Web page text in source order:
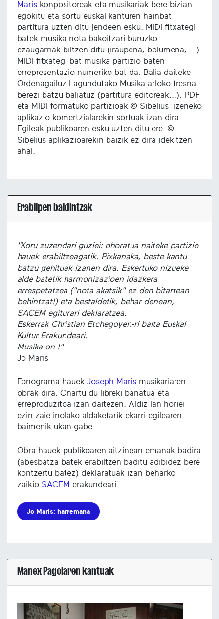
Maris konpositoreak eta musikariak bere bizian
egokitu eta sortu euskal kanturen hainbat
partitura uzten ditu jendeen esku. MIDI fitxategi
batek musika nota bakoitzari buruzko
ezaugarriak biltzen ditu (iraupena, bolumena, ...).
MIDI fitxategi bat musika partizio baten
errepresentazio numeriko bat da. Balia daiteke
Ordenagailuz Lagundutako Musika arloko tresna
berezi batzu baliatuz (partitura editoreak...). PDF
eta MIDI formatuko partizioak © Sibelius izeneko
aplikazio komertzialarekin sortuak izan dira.
Egileak publikoaren esku uzten ditu ere. ©
Sibelius aplikazioarekin baizik ez dira idekitzen
ahal.
Erabilpen baldintzak
"Koru zuzendari guziei: ohoratua naiteke partizio
hauek erabiltzeagatik. Pixkanaka, beste kantu
batzu gehituak izanen dira. Eskertuko nizueke
alde batetik harmonizazioen idazkera
errespetatzea ("nota akatsik" ez den bitartean
behintzat!) eta bestaldetik, behar denean,
SACEM egiturari deklaratzea.
Eskerrak Christian Etchegoyen-ri baita Euskal
Kultur Erakundeari.
Musika on !"
Jo Maris
Fonograma hauek Joseph Maris musikariaren
obrak dira. Onartu du libreki banatua eta
erreproduzitoa izan daitezen. Aldiz lan horiei
ezin zaie inolako aldaketarik ekarri egilearen
baimenik ukan gabe.
Obra hauek publikoaren aitzinean emanak badira
(abesbatza batek erabiltzen baditu adibidez bere
kontzertu batez) deklaratuak izan beharko
zaikio SACEM erakundeari.
Jo Maris: harremana
Manex Pagolaren kantuak